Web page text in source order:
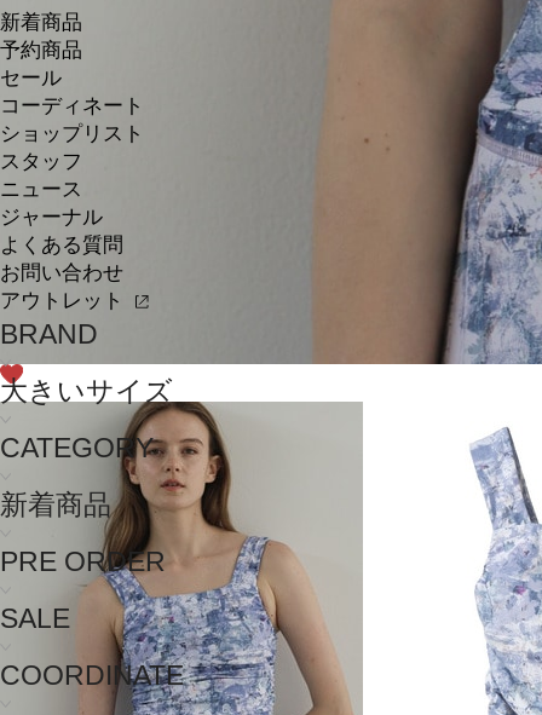
新着商品
予約商品
セール
コーディネート
ショップリスト
スタッフ
ニュース
ジャーナル
よくある質問
お問い合わせ
アウトレット
BRAND
大きいサイズ
CATEGORY
新着商品
PRE ORDER
SALE
COORDINATE